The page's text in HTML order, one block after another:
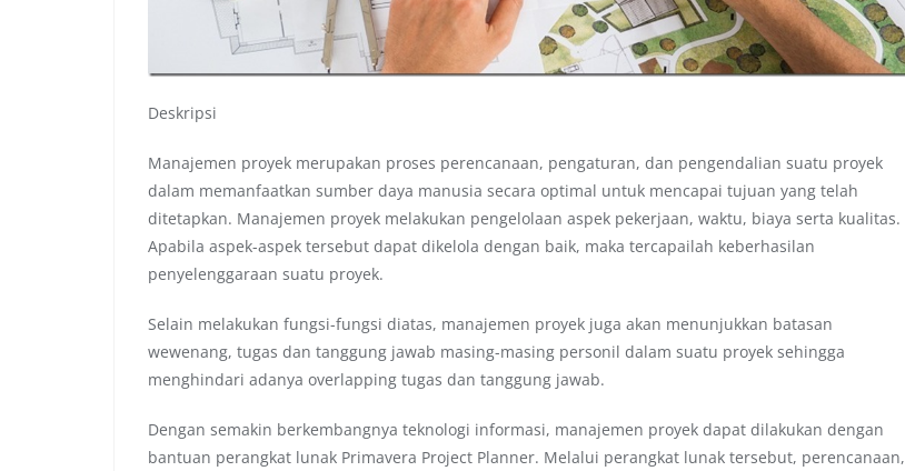
Deskripsi
Manajemen proyek merupakan proses perencanaan, pengaturan, dan pengendalian suatu proyek
dalam memanfaatkan sumber daya manusia secara optimal untuk mencapai tujuan yang telah
ditetapkan. Manajemen proyek melakukan pengelolaan aspek pekerjaan, waktu, biaya serta kualitas.
Apabila aspek-aspek tersebut dapat dikelola dengan baik, maka tercapailah keberhasilan
penyelenggaraan suatu proyek.
Selain melakukan fungsi-fungsi diatas, manajemen proyek juga akan menunjukkan batasan
wewenang, tugas dan tanggung jawab masing-masing personil dalam suatu proyek sehingga
menghindari adanya overlapping tugas dan tanggung jawab.
Dengan semakin berkembangnya teknologi informasi, manajemen proyek dapat dilakukan dengan
bantuan perangkat lunak Primavera Project Planner. Melalui perangkat lunak tersebut, perencanaan,